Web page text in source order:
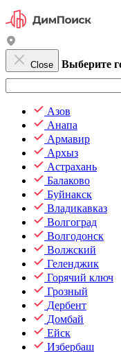
Close Выберите
Азов
Анапа
Армавир
Архыз
Астрахань
Балаково
Буйнакск
Владикавказ
Волгоград
Волгодонск
Волжский
Геленджик
Горячий ключ
Грозный
Дербент
Домбай
Ейск
Избербаш